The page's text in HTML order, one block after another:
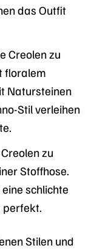
das Outfit
Creolen zu
floralem
Natursteinen
Stil verleihen
zu
Stoffhose.
schlichte
perfekt.
Stilen und